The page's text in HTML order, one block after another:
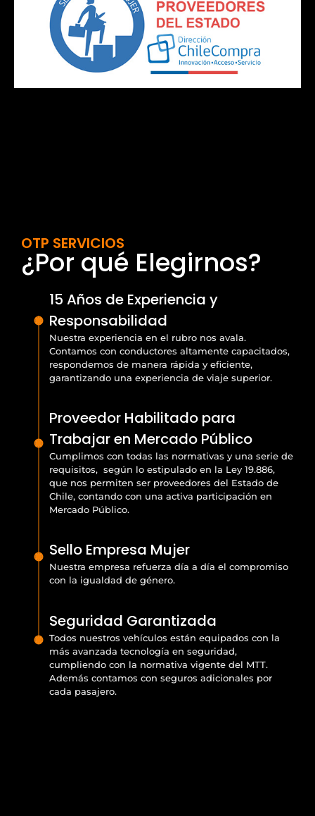
OTP SERVICIOS
¿Por qué Elegirnos?
15 Años de Experiencia y
Responsabilidad
Nuestra experiencia en el rubro nos avala.
Contamos con conductores altamente capacitados,
respondemos de manera rápida y eficiente,
garantizando una experiencia de viaje superior.
Proveedor Habilitado para
Trabajar en Mercado Público
Cumplimos con todas las normativas y una serie de
requisitos, según lo estipulado en la Ley 19.886,
que nos permiten ser proveedores del Estado de
Chile, contando con una activa participación en
Mercado Público.
Sello Empresa Mujer
Nuestra empresa refuerza día a día el compromiso
con la igualdad de género.
Seguridad Garantizada
Todos nuestros vehículos están equipados con la
más avanzada tecnología en seguridad,
cumpliendo con la normativa vigente del MTT.
Además contamos con seguros adicionales por
cada pasajero.